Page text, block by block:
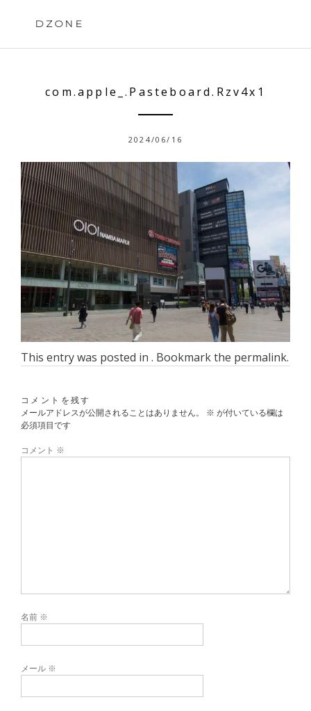
DZONE
com.apple_.Pasteboard.Rzv4x1
2024/06/16
This entry was posted in . Bookmark the permalink.
コメントを残す
メールアドレスが公開されることはありません。
※ が付いている欄は
必須項目です
コメント ※
名前 ※
メール ※